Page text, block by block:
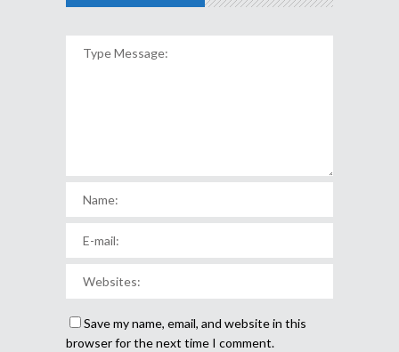
Save my name, email, and website in this
browser for the next time I comment.